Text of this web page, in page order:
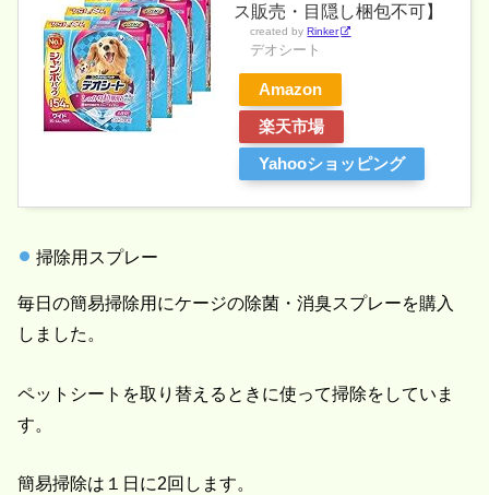
ス販売・目隠し梱包不可】
created byRinker
デオシート
Amazon
楽天市場
Yahooショッピング
掃除用スプレー
毎日の簡易掃除用にケージの除菌・消臭スプレーを購入
しました。
ペットシートを取り替えるときに使って掃除をしていま
す。
簡易掃除は１日に2回します。